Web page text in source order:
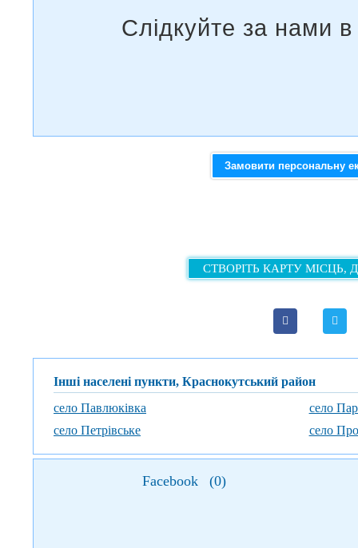
Замовити персональну
СТВОРІТЬ КАРТУ МІСЦЬ,
Інші населені пункти, Краснокутський район
село Павлюківка
село
село Петрівське
село
Facebook (0)